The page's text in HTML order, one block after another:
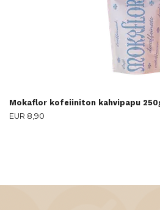
Mokaflor kofeiiniton kahvipapu
EUR 8,90